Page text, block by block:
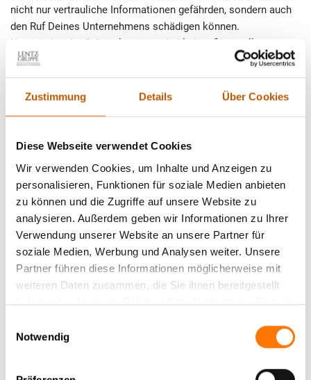
Zustimmung Details Über Cookies
Diese Webseite verwendet Cookies
Wir verwenden Cookies, um Inhalte und Anzeigen zu
personalisieren, Funktionen für soziale Medien anbieten
zu können und die Zugriffe auf unsere Website zu
analysieren. Außerdem geben wir Informationen zu Ihrer
Verwendung unserer Website an unsere Partner für
soziale Medien, Werbung und Analysen weiter. Unsere
Partner führen diese Informationen möglicherweise mit
weiteren Daten zusammen, die Sie ihnen bereitgestellt
haben oder die sie im Rahmen Ihrer Nutzung der Dienste
Notwendig
nicht nur vertrauliche Informationen gefährden, sondern auch
den Ruf Deines Unternehmens schädigen können.
Unzureichender Schutz kann zu erheblichen finanziellen
Verlusten führen und das Vertrauen in Deine Marke
untergraben. Unternehmen müssen sich der Tatsache bewusst
sein, dass ihre sensiblen Gespräche und Daten ein attraktives
spezielle Abhörschutzgeräte sind daher unabdingbar, um
Technologien allein reicht nicht aus. Es ist ebenso wichtig,
rechtliche Rahmenbedingungen zu beachten und geschultes
Personal im Umgang mit Sicherheitsmaßnahmen zu haben.
Nur eine umfassende Strategie, die sowohl technische als
auch menschliche Faktoren berücksichtigt, kann wirksam vor
den drohenden Gefahren schützen und die
Unternehmenssicherheit erheblich steigern.
Risiken für Unternehmen und Privatsphäre